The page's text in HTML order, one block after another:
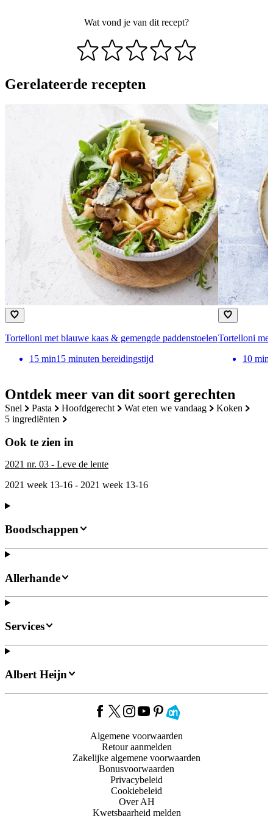
Ontdek meer van dit soort gerechten
snel pasta hoofdgerecht wat eten we vandaag
koken
5 ingrediënten
Ook te zien in
2021 nr. 03 - Leve de lente
2021 week 13-16 - 2021 week 13-16
Wat vond je van dit recept?
Gerelateerde recepten
Tortelloni met blauwe kaas & gemengde paddenstoelen
15 min15 minuten bereidingstijd
Tortelloni met
10 min
Boodschappen
Allerhande
Services
Albert Heijn
Algemene voorwaarden
Retour aanmelden
Zakelijke algemene voorwaarden
Bonusvoorwaarden
Privacybeleid
Cookiebeleid
Over AH
Kwetsbaarheid melden